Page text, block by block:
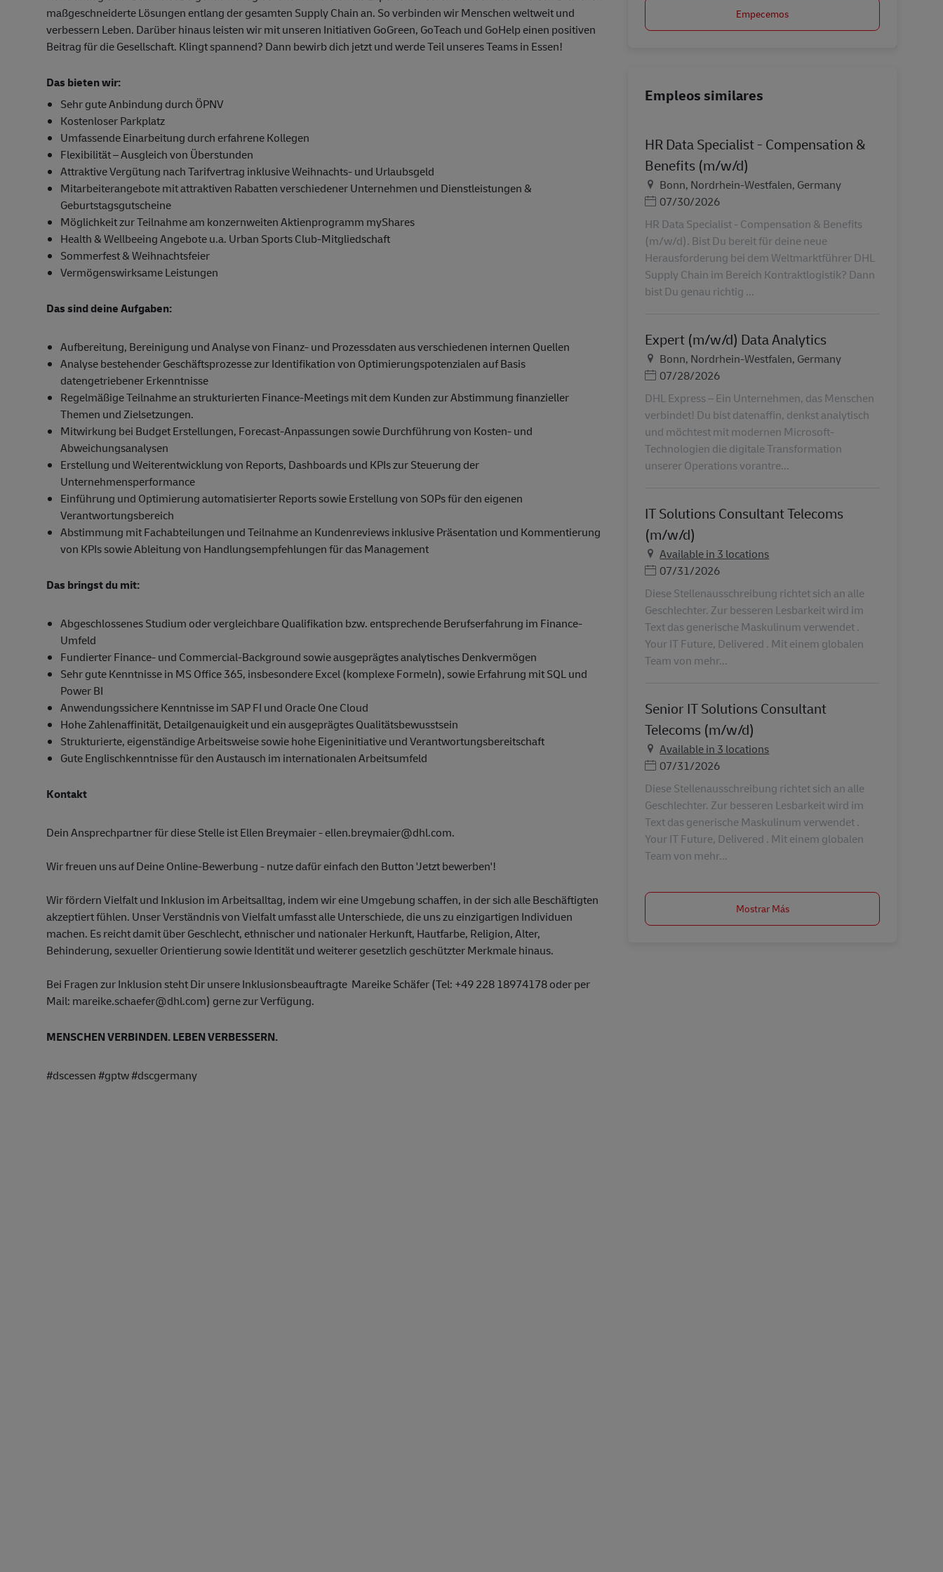
maßgeschneiderte Lösungen entlang der gesamten Supply Chain an. So verbinden wir Menschen weltweit und
verbessern Leben. Darüber hinaus leisten wir mit unseren Initiativen GoGreen, GoTeach und GoHelp einen positiven
Beitrag für die Gesellschaft. Klingt spannend? Dann bewirb dich jetzt und werde Teil unseres Teams in Essen!
Das bieten wir:
Sehr gute Anbindung durch ÖPNV
Kostenloser Parkplatz
Umfassende Einarbeitung durch erfahrene Kollegen
Flexibilität – Ausgleich von Überstunden
Attraktive Vergütung nach Tarifvertrag inklusive Weihnachts- und Urlaubsgeld
Mitarbeiterangebote mit attraktiven Rabatten verschiedener Unternehmen und Dienstleistungen &
Geburtstagsgutscheine
Möglichkeit zur Teilnahme am konzernweiten Aktienprogramm myShares
Health & Wellbeeing Angebote u.a. Urban Sports Club-Mitgliedschaft
Sommerfest & Weihnachtsfeier
Vermögenswirksame Leistungen
Das sind deine Aufgaben:
Aufbereitung, Bereinigung und Analyse von Finanz- und Prozessdaten aus verschiedenen internen Quellen
Analyse bestehender Geschäftsprozesse zur Identifikation von Optimierungspotenzialen auf Basis
datengetriebener Erkenntnisse
Regelmäßige Teilnahme an strukturierten Finance-Meetings mit dem Kunden zur Abstimmung finanzieller
Themen und Zielsetzungen.
Mitwirkung bei Budget Erstellungen, Forecast-Anpassungen sowie Durchführung von Kosten- und
Abweichungsanalysen
Erstellung und Weiterentwicklung von Reports, Dashboards und KPIs zur Steuerung der
Unternehmensperformance
Einführung und Optimierung automatisierter Reports sowie Erstellung von SOPs für den eigenen
Verantwortungsbereich
Abstimmung mit Fachabteilungen und Teilnahme an Kundenreviews inklusive Präsentation und Kommentierung
von KPIs sowie Ableitung von Handlungsempfehlungen für das Management
Das bringst du mit:
Abgeschlossenes Studium oder vergleichbare Qualifikation bzw. entsprechende Berufserfahrung im Finance-
Umfeld
Fundierter Finance- und Commercial-Background sowie ausgeprägtes analytisches Denkvermögen
Sehr gute Kenntnisse in MS Office 365, insbesondere Excel (komplexe Formeln), sowie Erfahrung mit SQL und
Power BI
Anwendungssichere Kenntnisse im SAP FI und Oracle One Cloud
Hohe Zahlenaffinität, Detailgenauigkeit und ein ausgeprägtes Qualitätsbewusstsein
Strukturierte, eigenständige Arbeitsweise sowie hohe Eigeninitiative und Verantwortungsbereitschaft
Gute Englischkenntnisse für den Austausch im internationalen Arbeitsumfeld
Kontakt
Dein Ansprechpartner für diese Stelle ist Ellen Breymaier - ellen.breymaier@dhl.com.
Wir freuen uns auf Deine Online-Bewerbung - nutze dafür einfach den Button 'Jetzt bewerben'!
Wir fördern Vielfalt und Inklusion im Arbeitsalltag, indem wir eine Umgebung schaffen, in der sich alle Beschäftigten
akzeptiert fühlen. Unser Verständnis von Vielfalt umfasst alle Unterschiede, die uns zu einzigartigen Individuen
machen. Es reicht damit über Geschlecht, ethnischer und nationaler Herkunft, Hautfarbe, Religion, Alter,
Behinderung, sexueller Orientierung sowie Identität und weiterer gesetzlich geschützter Merkmale hinaus.
Bei Fragen zur Inklusion steht Dir unsere Inklusionsbeauftragte Mareike Schäfer (Tel: +49 228 18974178 oder per
Mail: mareike.schaefer@dhl.com) gerne zur Verfügung.
MENSCHEN VERBINDEN. LEBEN VERBESSERN.
#dscessen #gptw #dscgermany
Empecemos
Empleos similares
HR Data Specialist - Compensation &
Benefits (m/w/d)
Ubicación
Bonn, Nordrhein-Westfalen, Germany
Posted Date
07/30/2026
HR Data Specialist - Compensation & Benefits
(m/w/d). Bist Du bereit für deine neue
Herausforderung bei dem Weltmarktführer DHL
Supply Chain im Bereich Kontraktlogistik? Dann
bist Du genau richtig ...
Expert (m/w/d) Data Analytics
Ubicación
Bonn, Nordrhein-Westfalen, Germany
Posted Date
07/28/2026
DHL Express – Ein Unternehmen, das Menschen
verbindet! Du bist datenaffin, denkst analytisch
und möchtest mit modernen Microsoft-
Technologien die digitale Transformation
unserer Operations vorantre...
IT Solutions Consultant Telecoms
(m/w/d)
Available in 3 locations
Posted Date
07/31/2026
Diese Stellenausschreibung richtet sich an alle
Geschlechter. Zur besseren Lesbarkeit wird im
Text das generische Maskulinum verwendet .
Your IT Future, Delivered . Mit einem globalen
Team von mehr...
Senior IT Solutions Consultant
Telecoms (m/w/d)
Available in 3 locations
Posted Date
07/31/2026
Diese Stellenausschreibung richtet sich an alle
Geschlechter. Zur besseren Lesbarkeit wird im
Text das generische Maskulinum verwendet .
Your IT Future, Delivered . Mit einem globalen
Team von mehr...
Mostrar Más